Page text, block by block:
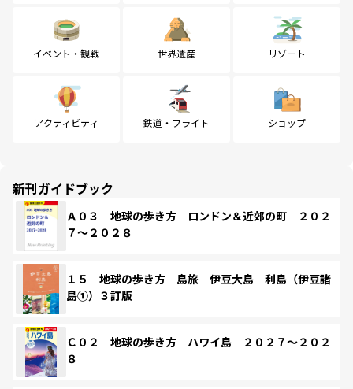
イベント・観戦 世界遺産 リゾート
アクティビティ 鉄道・フライト ショップ
新刊ガイドブック
Ａ０３ 地球の歩き方 ロンドン＆近郊の町 ２０２
７～２０２８
１５ 地球の歩き方 島旅 伊豆大島 利島（伊豆諸
島①）３訂版
Ｃ０２ 地球の歩き方 ハワイ島 ２０２７～２０２
８